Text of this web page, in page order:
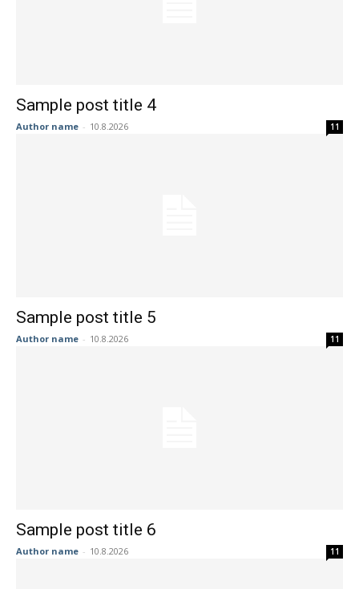
Sample post title 4
Author name - 10.8.2026 11
Sample post title 5
Author name - 10.8.2026 11
Sample post title 6
Author name - 10.8.2026 11